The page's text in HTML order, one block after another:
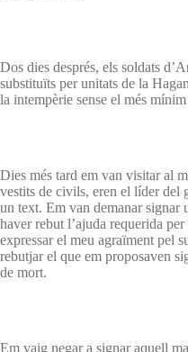
Dos dies després, els soldats
substituïts per unitats de la
la intempèrie sense el més
Dies més tard em van visitar al
vestits de civils, eren el líder del
un text. Em van demanar signar
haver rebut l’ajuda requerida
expressar el meu agraïment pel
rebutjar el que em proposaven
de mort.
Em vaig negar a signar aquell